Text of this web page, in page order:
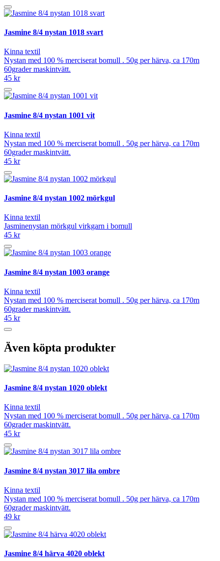
Jasmine 8/4 nystan 1018 svart
Kinna textil
Nystan med 100 % merciserat bomull . 50g per härva, ca 170m
60grader maskintvätt.
45 kr
Jasmine 8/4 nystan 1001 vit
Kinna textil
Nystan med 100 % merciserat bomull . 50g per härva, ca 170m
60grader maskintvätt.
45 kr
Jasmine 8/4 nystan 1002 mörkgul
Kinna textil
Jasminenystan mörkgul virkgarn i bomull
45 kr
Jasmine 8/4 nystan 1003 orange
Kinna textil
Nystan med 100 % merciserat bomull . 50g per härva, ca 170m
60grader maskintvätt.
45 kr
Även köpta produkter
Jasmine 8/4 nystan 1020 oblekt
Kinna textil
Nystan med 100 % merciserat bomull . 50g per härva, ca 170m
60grader maskintvätt.
45 kr
Jasmine 8/4 nystan 3017 lila ombre
Kinna textil
Nystan med 100 % merciserat bomull . 50g per härva, ca 170m
60grader maskintvätt.
49 kr
Jasmine 8/4 härva 4020 oblekt